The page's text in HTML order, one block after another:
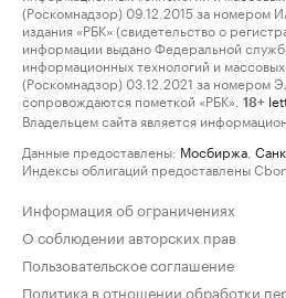
(Роскомнадзор) 09.12.2015 за номером
издания «РБК» (свидетельство о
информации выдано Федеральной
информационных технологий и
(Роскомнадзор) 03.12.2021 за номером
сопровождаются пометкой «РБК».
18+
Владельцем сайта является
Данные предоставлены: Мосбиржа
Индексы облигаций предоставлены
Информация об ограничениях
О соблюдении авторских прав
Пользовательское соглашение
Политика в отношении обработки